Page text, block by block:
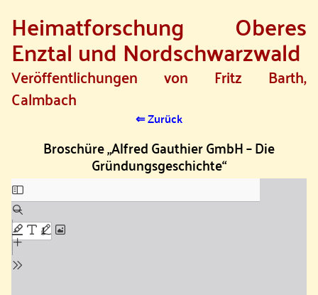
SKIP TO MAIN CONTENT
Heimatforschung Oberes
Enztal und Nordschwarzwald
Veröffentlichungen von Fritz Barth,
Calmbach
⇐ Zurück
Broschüre „Alfred Gauthier GmbH – Die
Gründungsgeschichte“